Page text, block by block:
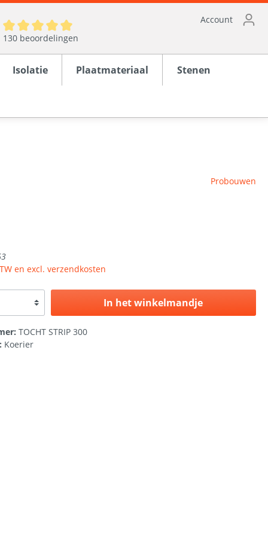
130 beoordelingen
Account
Isolatie Plaatmateriaal Stenen
Probouwen
en excl. verzendkosten
In het winkelmandje
TOCHT STRIP 300
Koerier